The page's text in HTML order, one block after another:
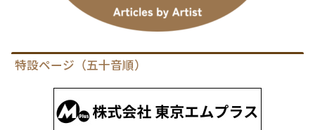
特設ページ（五十音順）